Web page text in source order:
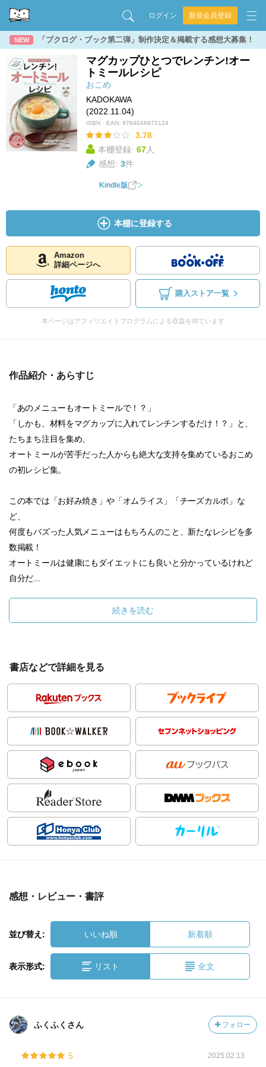
ログイン 新規会員登録
NEW 「ブクログ・ブック第二弾」制作決定＆掲載する感想大募集！
マグカップひとつでレンチン!オー
トミールレシピ
おこめ
KADOKAWA
(2022.11.04)
ISBN・EAN: 9784048975124
3.78
本棚登録: 67人
感想: 3件
Kindle版
本棚に登録する
Amazon
詳細ページへ
購入ストア一覧
本ページはアフィリエイトプログラムによる収益を得ています
作品紹介・あらすじ
「あのメニューもオートミールで！？」
「しかも、材料をマグカップに入れてレンチンするだけ！？」と、
たちまち注目を集め、
オートミールが苦手だった人からも絶大な支持を集めているおこめ
の初レシピ集。
この本では「お好み焼き」や「オムライス」「チーズカルボ」な
ど、
何度もバズった人気メニューはもちろんのこと、新たなレシピを多
数掲載！
オートミールは健康にもダイエットにも良いと分かっているけれど
自分だ...
続きを読む
書店などで詳細を見る
感想・レビュー・書評
並び替え: いいね順 新着順
表示形式: リスト 全文
ふくふくさん フォロー
5 2025.02.13